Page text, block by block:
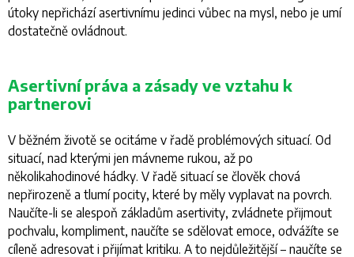
útoky nepřichází asertivnímu jedinci vůbec na mysl, nebo je umí
dostatečně ovládnout.
Asertivní práva a zásady ve vztahu k
partnerovi
V běžném životě se ocitáme v řadě problémových situací. Od
situací, nad kterými jen mávneme rukou, až po
několikahodinové hádky. V řadě situací se člověk chová
nepřirozeně a tlumí pocity, které by měly vyplavat na povrch.
Naučíte-li se alespoň základům asertivity, zvládnete přijmout
pochvalu, kompliment, naučíte se sdělovat emoce, odvážíte se
cíleně adresovat i přijímat kritiku. A to nejdůležitější – naučíte se